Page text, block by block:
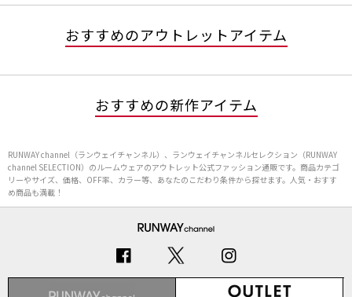
おすすめのアウトレットアイテム
おすすめの新作アイテム
RUNWAY channel（ランウェイチャンネル）、ランウェイチャンネルセレクション（RUNWAY
channel SELECTION）のルームウェアのアウトレット公式ファッション通販です。商品カテゴ
リーやサイズ、価格、OFF率、カラー等、あなたのこだわり条件から探せます。人気・おすす
め商品も満載！